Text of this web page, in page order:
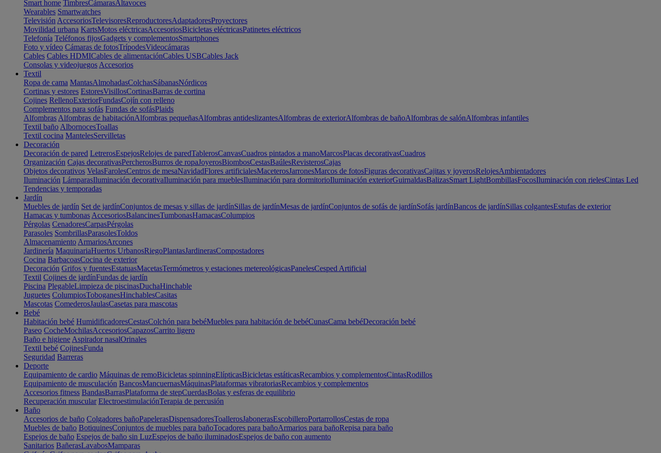
Smart home TimbresCámarasAltavoces
Wearables Smartwatches
Televisión AccesoriosTelevisoresReproductoresAdaptadoresProyectores
Movilidad urbana KartsMotos eléctricasAccesoriosBicicletas eléctricasPatinetes eléctricos
Telefonía Teléfonos fijosGadgets y complementosSmartphones
Foto y vídeo Cámaras de fotosTrípodesVideocámaras
Cables Cables HDMICables de alimentaciónCables USBCables Jack
Consolas y videojuegos Accesorios
Textil
Ropa de cama MantasAlmohadasColchasSábanasNórdicos
Cortinas y estores EstoresVisillosCortinasBarras de cortina
Cojines RellenoExteriorFundasCojín con relleno
Complementos para sofás Fundas de sofásPlaids
Alfombras Alfombras de habitaciónAlfombras pequeñasAlfombras antideslizantesAlfombras de exteriorAlfombras de bañoAlfombras de salónAlfombras infantiles
Textil baño AlbornocesToallas
Textil cocina MantelesServilletas
Decoración
Decoración de pared LetrerosEspejosRelojes de paredTablerosCanvasCuadros pintados a manoMarcosPlacas decorativasCuadros
Organización Cajas decorativasPercherosBurros de ropaJoyerosBiombosCestasBaúlesRevisterosCajas
Objetos decorativos VelasFarolesCentros de mesaNavidadFlores artificialesMaceterosJarronesMarcos de fotosFiguras decorativasCajitas y joyerosRelojesAmbientadores
Iluminación LámparasIluminación decorativaIluminación para mueblesIluminación para dormitorioIluminación exteriorGuirnaldasBalizasSmart LightBombillasFocosIluminación con rielesCintas Led
Tendencias y temporadas
Jardín
Muebles de jardín Set de jardínConjuntos de mesas y sillas de jardínSillas de jardínMesas de jardínConjuntos de sofás de jardínSofás jardínBancos de jardínSillas colgantesEstufas de exterior
Hamacas y tumbonas AccesoriosBalancinesTumbonasHamacasColumpios
Pérgolas CenadoresCarpasPérgolas
Parasoles SombrillasParasolesToldos
Almacenamiento ArmariosArcones
Jardinería MaquinariaHuertos UrbanosRiegoPlantasJardinerasCompostadores
Cocina BarbacoasCocina de exterior
Decoración Grifos y fuentesEstatuasMacetasTermómetros y estaciones metereológicasPanelesCesped Artificial
Textil Cojines de jardínFundas de jardín
Piscina PlegableLimpieza de piscinasDuchaHinchable
Juguetes ColumpiosToboganesHinchablesCasitas
Mascotas ComederosJaulasCasetas para mascotas
Bebé
Habitación bebé HumidificadoresCestasColchón para bebéMuebles para habitación de bebéCunasCama bebéDecoración bebé
Paseo CocheMochilasAccesoriosCapazosCarrito ligero
Baño e higiene Aspirador nasalOrinales
Textil bebé CojinesFunda
Seguridad Barreras
Deporte
Equipamiento de cardio Máquinas de remoBicicletas spinningElípticasBicicletas estáticasRecambios y complementosCintasRodillos
Equipamiento de musculación BancosMancuernasMáquinasPlataformas vibratoriasRecambios y complementos
Accesorios fitness BandasBarrasPlataforma de stepCuerdasBolas y esferas de equilibrio
Recuperación muscular ElectroestimulaciónTerapia de percusión
Baño
Accesorios de baño Colgadores bañoPapelerasDispensadoresToallerosJabonerasEscobilleroPortarrollosCestas de ropa
Muebles de baño BotiquinesConjuntos de muebles para bañoTocadores para bañoArmarios para bañoRepisa para baño
Espejos de baño Espejos de baño sin LuzEspejos de baño iluminadosEspejos de baño con aumento
Sanitarios BañerasLavabosMamparas